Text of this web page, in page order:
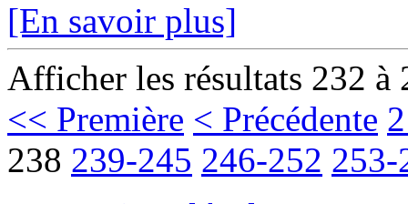
[En savoir plus]
Afficher les résultats 232 à
<< Première < Précédente
238 239-245 246-252 253-